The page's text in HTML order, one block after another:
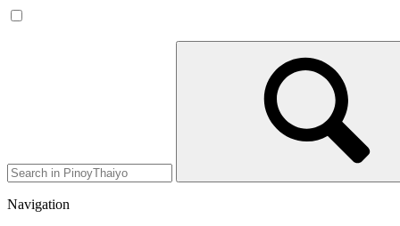
Navigation